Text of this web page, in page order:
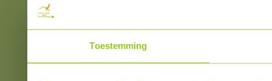
Toestemming